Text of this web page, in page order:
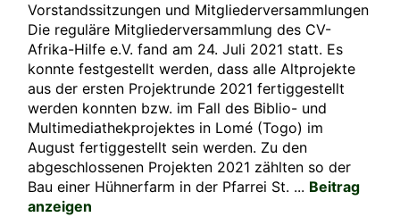
Vorstandssitzungen und Mitgliederversammlungen
Die reguläre Mitgliederversammlung des CV-
Afrika-Hilfe e.V. fand am 24. Juli 2021 statt. Es
konnte festgestellt werden, dass alle Altprojekte
aus der ersten Projektrunde 2021 fertiggestellt
werden konnten bzw. im Fall des Biblio- und
Multimediathekprojektes in Lomé (Togo) im
August fertiggestellt sein werden. Zu den
abgeschlossenen Projekten 2021 zählten so der
Bau einer Hühnerfarm in der Pfarrei St. ... Beitrag
anzeigen